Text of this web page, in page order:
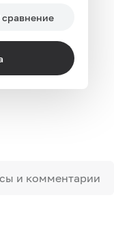
сравнение
и комментарии